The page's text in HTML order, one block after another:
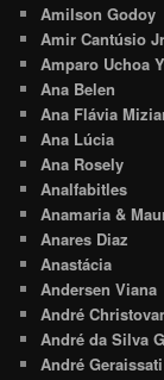
Amilson Godoy
Amir Cantúsio Jr
Amparo Uchoa
Ana Belen
Ana Flávia
Ana Lúcia
Ana Rosely
Analfabitles
Anamaria &
Anares Diaz
Anastácia
Andersen Viana
André
André da Silva
André Geraissati